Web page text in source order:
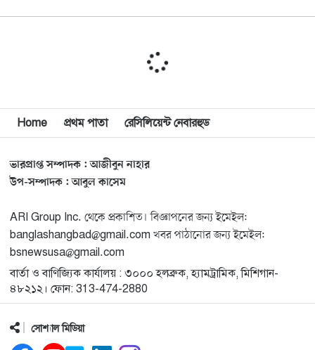
১০
মিশিগানে দক্ষিণ সুরমা ওয়েলফেয়ার অ্যাসোসিয়েশনের
বিশ্বজুড়ে কূটনৈতিক পুনর্বিন্যাস, ৫ অঞ্চলে মিশন বন্ধ করছে
যুক্তরাষ্ট্র
১২
মিশিগানে ফ্রেন্ডস এন্ড ফ্যামিলির বনভোজনে প্রাণের উচ্ছ্বাস
১৩
মিশিগানে ডেমোক্র্যাটদের প্রাইমারিতে আল-সাইয়েদকে হারাতে
কেন এত মরিয়া ইসারায়েলি লবি এআইপ্যাক
১৪
মুনা দাওয়াহ কনফারেন্স ২০২৬ সম্পর্কে প্রেস ব্রিফিং
১৫
শেখ হাসিনার সঙ্গে সংবাদ সম্মেলনে থাকছেন সাকিব আল
১৬
Home প্রথম পাতা রেসিলিয়েন্ট নেবারহুড
ভারপ্রাপ্ত সম্পাদক : আজীবুন নাহার
উপ-সম্পাদক : আবুল কাসেম
ARI Group Inc. থেকে প্রকাশিত। বিজ্ঞাপনের জন্য ইমেইল:
banglashangbad@gmail.com খবর পাঠানোর জন্য ইমেইল:
bsnewsusa@gmail.com
বার্তা ও বাণিজ্যিক কার্যালয় : ৩০০০ হলব্রুক, হ্যামট্রামিক, মিশিগান-
৪৮২১২। ফোন: 313-474-2880
সোশ্যাল মিডিয়া